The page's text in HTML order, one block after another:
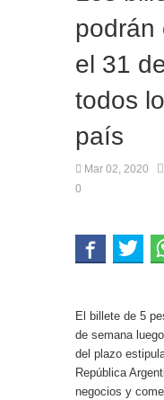
podrán
el 31
todos
país
Mar 02, 2020
0
El billete de 5
de semana
del plazo
República
negocios y